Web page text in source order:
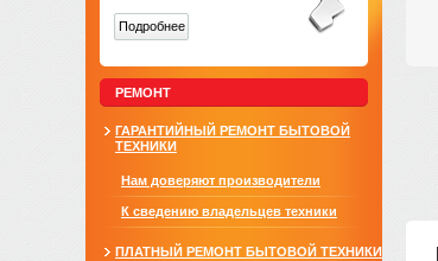
Подробнее
РЕМОНТ
ГАРАНТИЙНЫЙ РЕМОНТ БЫТОВОЙ
ТЕХНИКИ
Нам доверяют производители
К сведению владельцев техники
ПЛАТНЫЙ РЕМОНТ БЫТОВОЙ ТЕХНИКИ